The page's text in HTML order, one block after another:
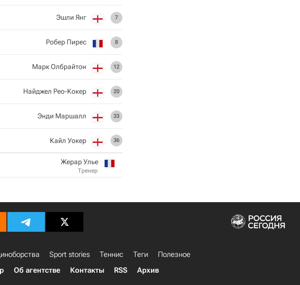
7
Эшли Янг
8
Робер Пирес
12
Марк Олбрайтон
20
Найджел Рео-Кокер
33
Энди Маршалл
36
Кайл Уокер
Жерар Улье
Тренер
Sport stories Теннис Теги
Полезное
Об агентстве Контакты RSS Архив